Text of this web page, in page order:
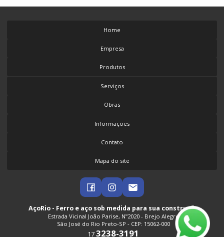
TRELIÇA DE FERRO PARA CONSTRUÇÃO PREÇO
VERGALHÃO PARA CONSTRUÇÃO CIVIL PREÇO
VIGAS DE FERRO PARA CONSTRUÇÃO
AçoRio - Ferro e aço sob medida para sua construção
Estrada Vicinal João Parise, Nº2020 - Brejo Alegre
São José do Rio Preto-SP - CEP: 15062-000
173238-3191
Home
Empresa
Produtos
Serviços
Obras
Informações
Contato
Mapa do site